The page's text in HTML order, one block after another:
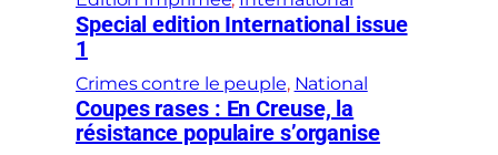
Special edition International issue
1
Crimes contre le peuple, National
Coupes rases : En Creuse, la
résistance populaire s’organise